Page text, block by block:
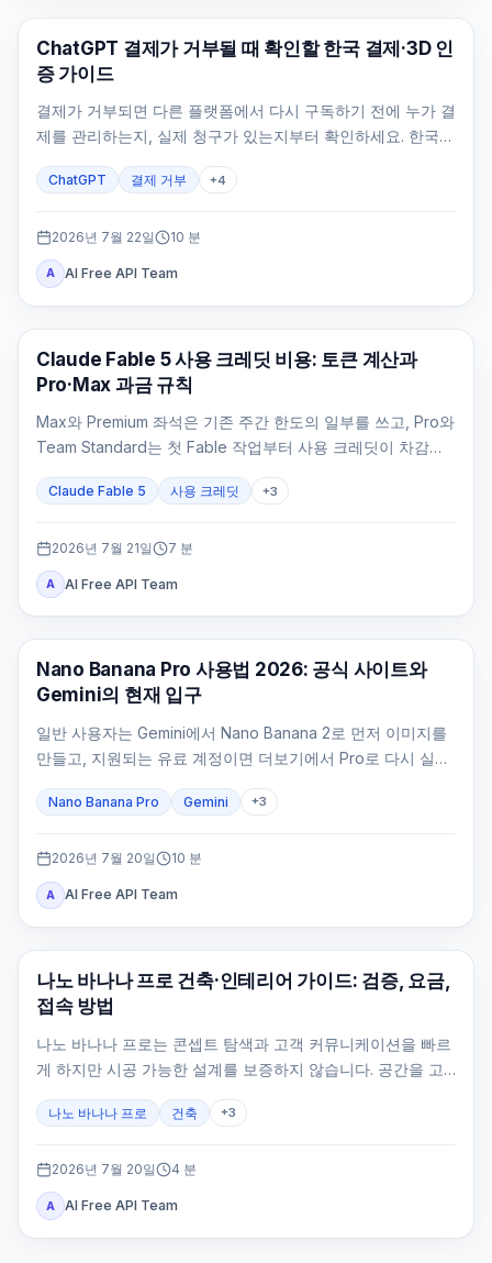
ChatGPT
ChatGPT 결제가 거부될 때 확인할 한국 결제·3D 인
증 가이드
결제가 거부되면 다른 플랫폼에서 다시 구독하기 전에 누가 결
제를 관리하는지, 실제 청구가 있는지부터 확인하세요. 한국
로를 정리했습니다.
ChatGPT 결제 거부 +4
2026년 7월 22일 10 분
A AI Free API Team
Claude AI
Claude Fable 5 사용 크레딧 비용: 토큰 계산과
Pro·Max 과금 규칙
Max와 Premium 좌석은 기존 주간 한도의 일부를 쓰고, Pro와
Team Standard는 첫 Fable 작업부터 사용 크레딧이 차감됩
Claude Fable 5 사용 크레딧 +3
2026년 7월 21일 7 분
A AI Free API Team
AI 이미지 생성
Nano Banana Pro 사용법 2026: 공식 사이트와
Gemini의 현재 입구
일반 사용자는 Gemini에서 Nano Banana 2로 먼저 이미지를
만들고, 지원되는 유료 계정이면 더보기에서 Pro로 다시 실행
인해야 합니다.
Nano Banana Pro Gemini +3
2026년 7월 20일 10 분
A AI Free API Team
AI 이미지 생성
나노 바나나 프로 건축·인테리어 가이드: 검증, 요금,
접속 방법
나노 바나나 프로는 콘셉트 탐색과 고객 커뮤니케이션을 빠르
게 하지만 시공 가능한 설계를 보증하지 않습니다. 공간을 고
나노 바나나 프로 건축 +3
2026년 7월 20일 4 분
A AI Free API Team